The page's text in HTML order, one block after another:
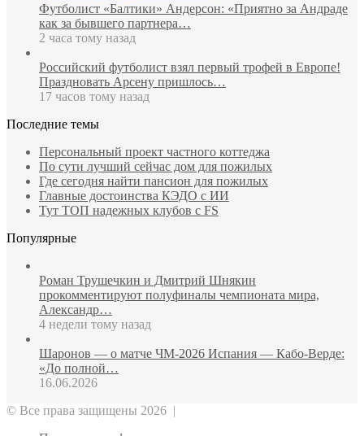
Футболист «Балтики» Андерсон: «Приятно за Андраде
как за бывшего партнера…
2 часа тому назад
Российский футболист взял первый трофей в Европе!
Праздновать Арсену пришлось…
17 часов тому назад
Последние темы
Персональный проект частного коттеджа
По сути лучший сейчас дом для пожилых
Где сегодня найти пансион для пожилых
Главные достоинства КЭДО с ИИ
Тут ТОП надежных клубов с FS
Популярные
Роман Трушечкин и Дмитрий Шнякин
прокомментируют полуфиналы чемпионата мира,
Александр…
4 недели тому назад
Шаронов — о матче ЧМ‑2026 Испания — Кабо‑Верде:
«До полной…
16.06.2026
© Все права защищены 2026 |